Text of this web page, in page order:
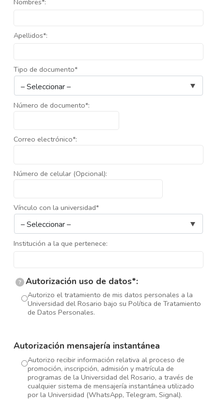
Apellidos*:
Tipo de documento*
Número de documento*:
Correo electrónico*:
Número de celular (Opcional):
Vínculo con la universidad*
Institución a la que pertenece:
? Autorización uso de datos*:
Autorizo el tratamiento de mis datos personales a la
Universidad del Rosario bajo su Política de Tratamiento
de Datos Personales.
Autorización mensajería instantánea
Autorizo recibir información relativa al proceso de
promoción, inscripción, admisión y matrícula de
programas de la Universidad del Rosario, a través de
cualquier sistema de mensajería instantánea utilizado
por la Universidad (WhatsApp, Telegram, Signal).